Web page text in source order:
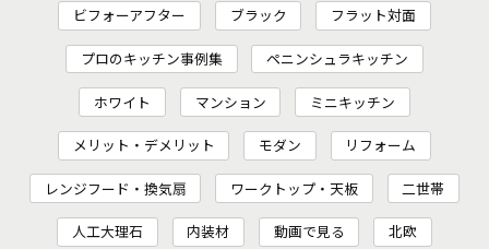
ビフォーアフター ブラック フラット対面
プロのキッチン事例集 ペニンシュラキッチン
ホワイト マンション ミニキッチン
メリット・デメリット モダン リフォーム
レンジフード・換気扇 ワークトップ・天板 二世帯
人工大理石 内装材 動画で見る 北欧